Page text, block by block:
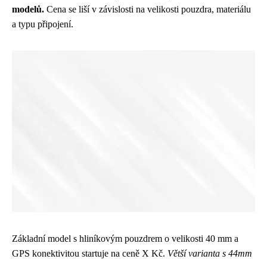
modelů. Cena se liší v závislosti na velikosti pouzdra, materiálu
a typu připojení.
Základní model s hliníkovým pouzdrem o velikosti 40 mm a
GPS konektivitou startuje na ceně X Kč. Větší varianta s 44mm